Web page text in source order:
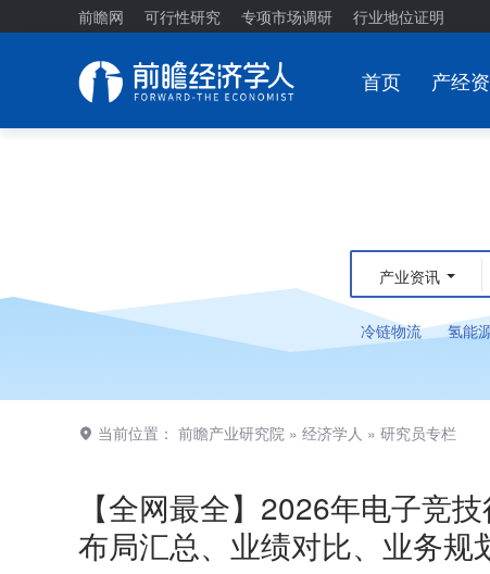
前瞻网 可行性研究 专项市场调研 行业地位证明
首页 产经
产业资讯
冷链物流 氢能
当前位置： 前瞻产业研究院 » 经济学人 » 研究员专栏
【全网最全】2026年电子竞
布局汇总、业绩对比、业务规